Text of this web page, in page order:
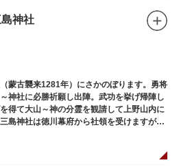
神社
蒙古襲来1281年）にさかのぼります。勇将
神社に必勝祈願し出陣。武功を挙げ帰陣し
得て大山～神の分霊を観請して上野山内に
島神社は徳川幕府から社領を受けますが、
草へ移転し、現在の地に至ります。